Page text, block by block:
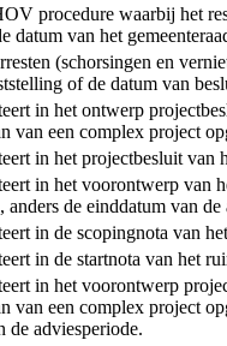
procedure waarbij het
datum van het
(schorsingen en
of de datum van
in het ontwerp
van een complex project
in het projectbesluit
in het voorontwerp van
anders de einddatum van
in de scopingnota van
in de startnota van het
in het voorontwerp
van een complex project
de adviesperiode.